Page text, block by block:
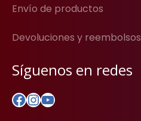
Envío de productos
Devoluciones y reembolsos
Síguenos en redes
Facebook
Instagram
YouTube